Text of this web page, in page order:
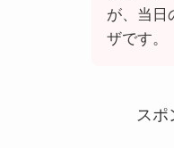
が、当日
ザです。
スポ